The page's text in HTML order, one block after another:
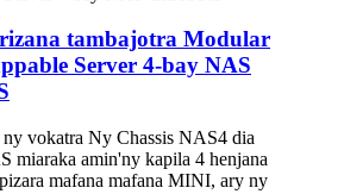
tambajotra Modular
Server 4-bay NAS
ny vokatra Ny Chassis NAS4 dia
miaraka amin'ny kapila 4 henjana
mafana mafana MINI, ary ny